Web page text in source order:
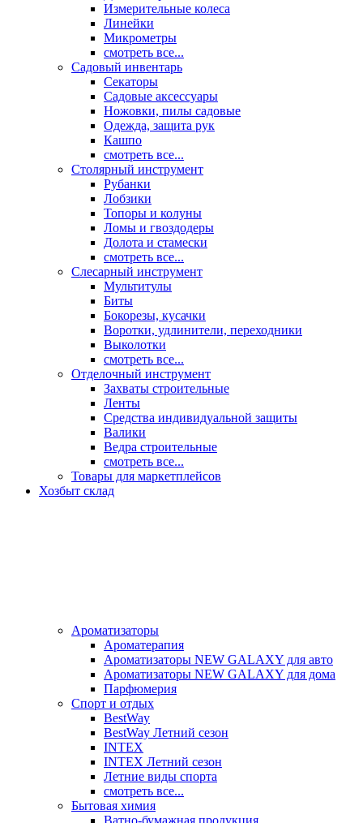
Измерительные колеса
Линейки
Микрометры
смотреть все...
Садовый инвентарь
Секаторы
Садовые аксессуары
Ножовки, пилы садовые
Одежда, защита рук
Кашпо
смотреть все...
Столярный инструмент
Рубанки
Лобзики
Топоры и колуны
Ломы и гвоздодеры
Долота и стамески
смотреть все...
Слесарный инструмент
Мультитулы
Биты
Бокорезы, кусачки
Воротки, удлинители, переходники
Выколотки
смотреть все...
Отделочный инструмент
Захваты строительные
Ленты
Средства индивидуальной защиты
Валики
Ведра строительные
смотреть все...
Товары для маркетплейсов
Хозбыт склад
Ароматизаторы
Ароматерапия
Ароматизаторы NEW GALAXY для авто
Ароматизаторы NEW GALAXY для дома
Парфюмерия
Спорт и отдых
BestWay
BestWay Летний сезон
INTEX
INTEX Летний сезон
Летние виды спорта
смотреть все...
Бытовая химия
Ватно-бумажная продукция